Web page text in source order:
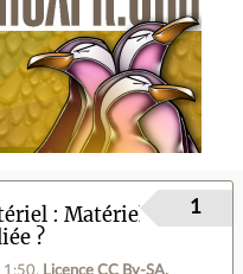
Matériel
?
. Licence CC By‑SA.
1